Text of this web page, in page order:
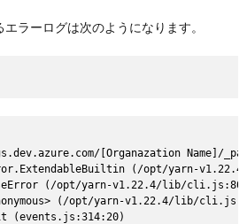
ラーログは次のようになります。
[Organazation Name]/
(/opt/yarn-
(/opt/yarn-v1.22.4/lib/
(/opt/yarn-v1.22.4/lib/
(events.js:314:20)